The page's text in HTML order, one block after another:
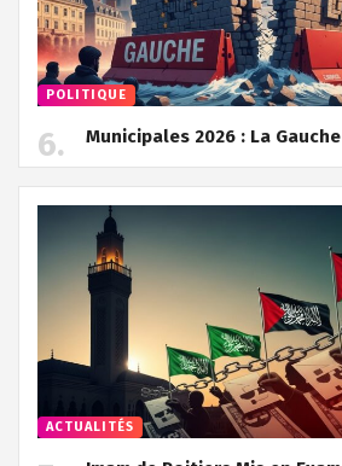
POLITIQUE
Municipales 2026 : La Gauche
ACTUALITÉS